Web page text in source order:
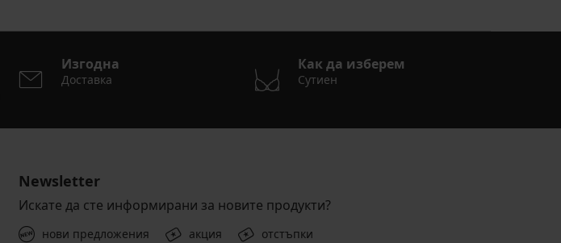
Изгодна
Доставка
Как да изберем
Сутиен
Newsletter
Искате да сте информирани за новите продукти?
нови предложения акция отстъпки